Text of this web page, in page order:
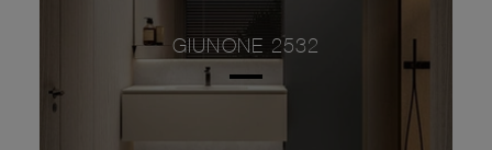
GIUNONE 2532